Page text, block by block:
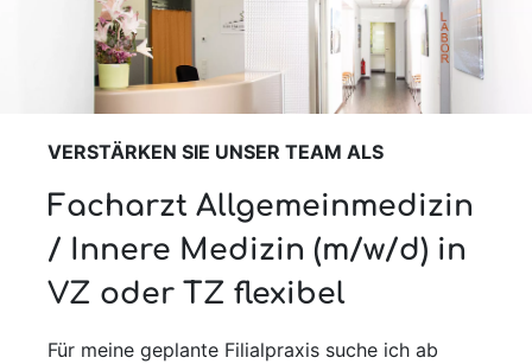
VERSTÄRKEN SIE UNSER TEAM ALS
Facharzt Allgemeinmedizin
/ Innere Medizin (m/w/d) in
VZ oder TZ flexibel
Für meine geplante Filialpraxis suche ich ab